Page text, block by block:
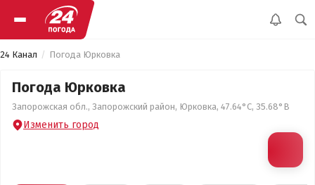
24 Канал Погода Юрковка
Погода Юрковка
Запорожская обл., Запорожский район, Юрковка, 47.64°С, 35.68°В
Изменить город